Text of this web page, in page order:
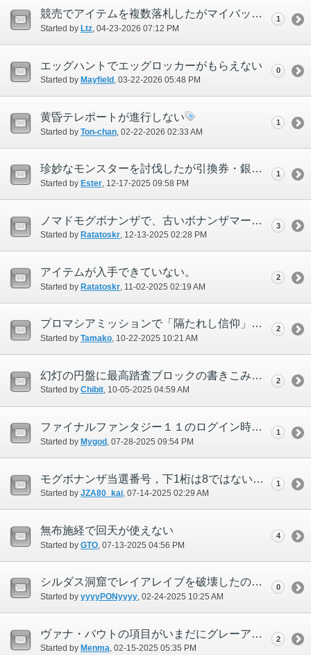
競売でアイテムを複数落札したがマイバッグに反映されなかった
Started by Ltz ‎, 04-23-2026 07:12 PM
1
エッグハントでエッグロッカーがもらえない
Started by Mayfield ‎, 03-22-2026 05:48 PM
0
黄昏テレポートが進行しない
Started by Ton-chan ‎, 02-22-2026 02:33 AM
1
珍妙なモンスターを討伐したが引換券・銀が入手できなかった
Started by Ester‎, 12-17-2025 09:58 PM
1
ノマドモグボナンザで、古いボナンザマーブルIIを破棄しても新規購入ができない。
Started by Ratatoskr‎, 12-13-2025 02:28 PM
3
アイテムが入手できていない。
Started by Ratatoskr ‎, 11-02-2025 02:19 AM
2
プロマシアミッションで「隔たれし信仰」の不具合
Started by Tamako‎, 10-22-2025 10:21 AM
2
幻灯の円盤に最高踏査ブロックの書きこみがされない。
Started by Chibit‎, 10-05-2025 04:59 AM
2
ファイナルファンタジー１１のログイン時に「ロビーサーバーに接続できませんでした。」などでログインできない
Started by Mygod ‎, 07-28-2025 09:54 PM
1
モグボナンザ当選番号，下1桁は8ではないのか
Started by JZA80_kai‎, 07-14-2025 02:29 AM
1
無布施経で回天が使えない
Started by GTO ‎, 07-13-2025 04:56 PM
4
シルダス洞窟でレイアレイブを破壊したのに治安維持がクリアにならない
Started by yyyyPONyyyy‎, 02-24-2025 10:25 AM
0
ヴァナ・バウトの項目がいまだにグレーアウトのままになってる倉庫キャラがいる
Started by Menma‎, 02-15-2025 05:35 PM
2